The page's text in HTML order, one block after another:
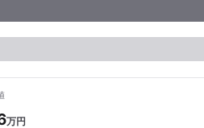
万円